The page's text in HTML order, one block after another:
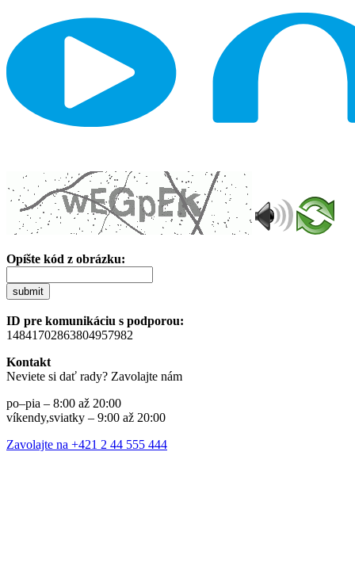
Opíšte kód z obrázku:
submit
ID pre komunikáciu s podporou:
14841702863804957982
Kontakt
Neviete si dať rady? Zavolajte nám
po–pia – 8:00 až 20:00
víkendy,sviatky – 9:00 až 20:00
Zavolajte na +421 2 44 555 444